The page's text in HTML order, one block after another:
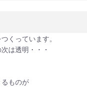
くっています。
は透明・・・
ものが